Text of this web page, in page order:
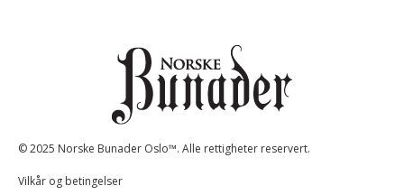
© 2025 Norske Bunader Oslo™. Alle rettigheter reservert.
Vilkår og betingelser